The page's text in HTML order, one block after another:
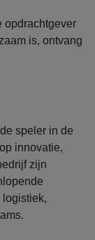
opdrachtgever
is, ontvang
speler in de
innovatie,
zijn